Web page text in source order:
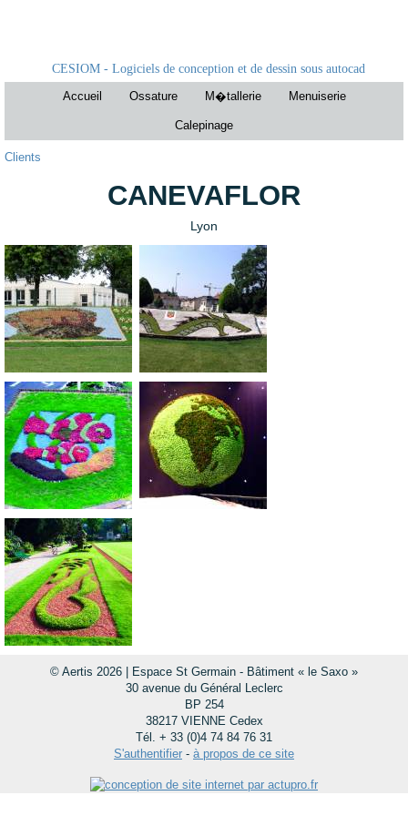
CESIOM - Logiciels de conception et de dessin sous autocad
Accueil Ossature M�tallerie Menuiserie
Calepinage
Clients
CANEVAFLOR
Lyon
© Aertis 2026 | Espace St Germain - Bâtiment « le Saxo »
30 avenue du Général Leclerc
BP 254
38217 VIENNE Cedex
Tél. + 33 (0)4 74 84 76 31
S'authentifier - à propos de ce site